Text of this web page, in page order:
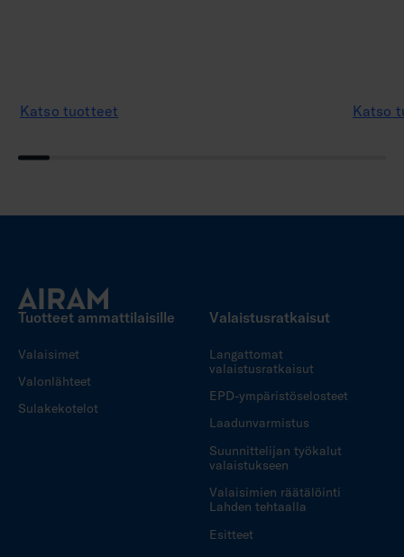
Katso tuotteet Katso
Tuotteet ammattilaisille
Valaisimet
Valonlähteet
Sulakekotelot
Valaistusratkaisut
Langattomat
valaistusratkaisut
EPD-ympäristöselosteet
Laadunvarmistus
Suunnittelijan työkalut
valaistukseen
Valaisimien räätälöinti
Lahden tehtaalla
Esitteet